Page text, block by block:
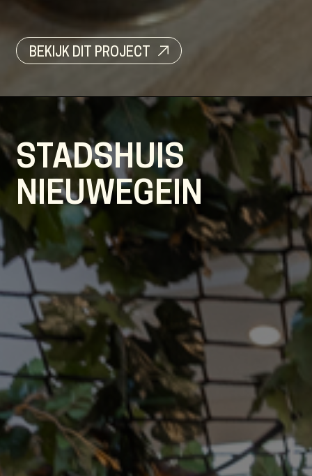
BEKIJK DIT PROJECT
STADSHUIS
NIEUWEGEIN